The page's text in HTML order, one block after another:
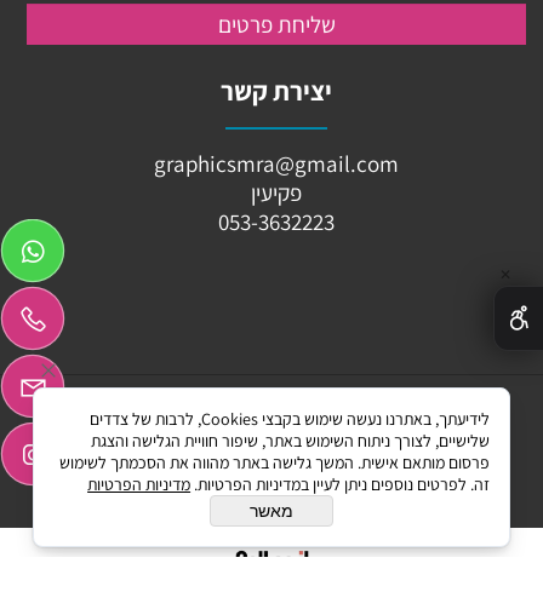
יצירת קשר
graphicsmra@gmail.com
פקיעין
053-3632223
לידיעתך, באתרנו נעשה שימוש בקבצי Cookies, לרבות של צדדים
שלישיים, לצורך ניתוח השימוש באתר, שיפור חוויית הגלישה והצגת
פרסום מותאם אישית. המשך גלישה באתר מהווה את הסכמתך לשימוש
זה. לפרטים נוספים ניתן לעיין במדיניות הפרטיות. מדיניות הפרטיות
מאשר